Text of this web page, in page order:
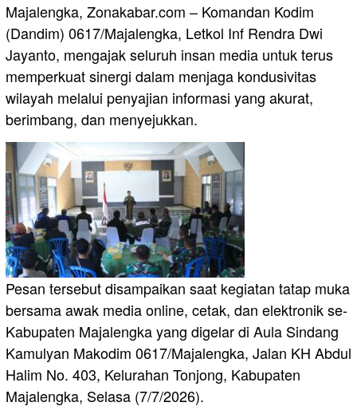
Majalengka, Zonakabar.com – Komandan Kodim
(Dandim) 0617/Majalengka, Letkol Inf Rendra Dwi
Jayanto, mengajak seluruh insan media untuk terus
memperkuat sinergi dalam menjaga kondusivitas
wilayah melalui penyajian informasi yang akurat,
berimbang, dan menyejukkan.
Pesan tersebut disampaikan saat kegiatan tatap muka
bersama awak media online, cetak, dan elektronik se-
Kabupaten Majalengka yang digelar di Aula Sindang
Kamulyan Makodim 0617/Majalengka, Jalan KH Abdul
Halim No. 403, Kelurahan Tonjong, Kabupaten
Majalengka, Selasa (7/7/2026).